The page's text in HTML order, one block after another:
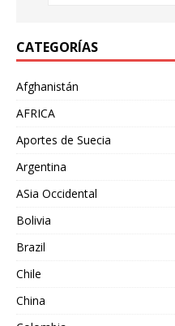
CATEGORÍAS
Afghanistán
AFRICA
Aportes de Suecia
Argentina
ASia Occidental
Bolivia
Brazil
Chile
China